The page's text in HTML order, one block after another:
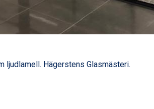
ljudlamell. Hägerstens Glasmästeri.